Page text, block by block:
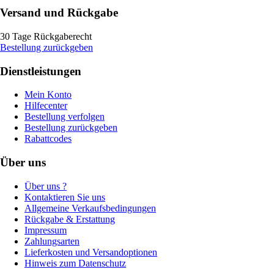
Versand und Rückgabe
30 Tage Rückgaberecht
Bestellung zurückgeben
Dienstleistungen
Mein Konto
Hilfecenter
Bestellung verfolgen
Bestellung zurückgeben
Rabattcodes
Über uns
Über uns ?
Kontaktieren Sie uns
Allgemeine Verkaufsbedingungen
Rückgabe & Erstattung
Impressum
Zahlungsarten
Lieferkosten und Versandoptionen
Hinweis zum Datenschutz